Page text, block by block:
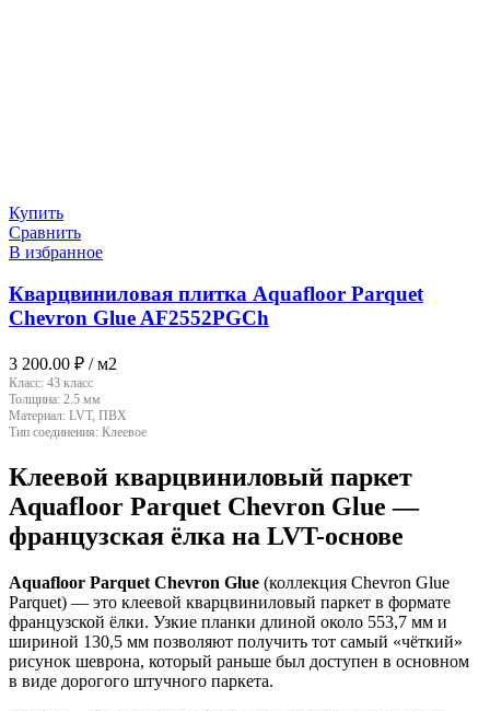
Купить
Сравнить
В избранное
Кварцвиниловая плитка Aquafloor Parquet
Chevron Glue AF2552PGCh
3 200.00 ₽ / м2
Класс: 43 класс
Толщина: 2.5 мм
Материал: LVT, ПВХ
Тип соединения: Клеевое
Клеевой кварцвиниловый паркет
Aquafloor Parquet Chevron Glue —
французская ёлка на LVT-основе
Aquafloor Parquet Chevron Glue (коллекция Chevron Glue
Parquet) — это клеевой кварцвиниловый паркет в формате
французской ёлки. Узкие планки длиной около 553,7 мм и
шириной 130,5 мм позволяют получить тот самый «чёткий»
рисунок шеврона, который раньше был доступен в основном
в виде дорогого штучного паркета.